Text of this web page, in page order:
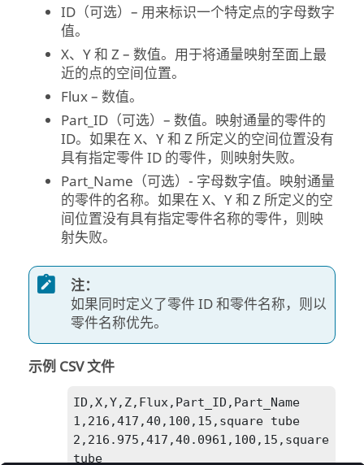
ID（可选）– 用来标识一个特定点的字母数字
值。
X、Y 和 Z – 数值。用于将通量映射至面上最
近的点的空间位置。
Flux – 数值。
Part_ID（可选）– 数值。映射通量的零件的
ID。如果在 X、Y 和 Z 所定义的空间位置没有
具有指定零件 ID 的零件，则映射失败。
Part_Name（可选）- 字母数字值。映射通量
的零件的名称。如果在 X、Y 和 Z 所定义的空
间位置没有具有指定零件名称的零件，则映
射失败。
注：
如果同时定义了零件 ID 和零件名称，则以
零件名称优先。
示例 CSV 文件
ID,X,Y,Z,Flux,Part_ID,Part_Name
1,216,417,40,100,15,square tube
2,216.975,417,40.0961,100,15,square
tube